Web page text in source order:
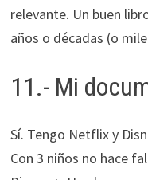
relevante. Un buen
años o décadas (o
11.- Mi
Sí. Tengo Netflix y
Con 3 niños no hace